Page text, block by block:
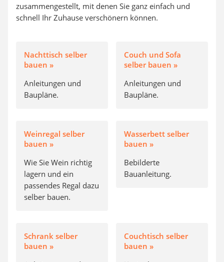
zusammengestellt, mit denen Sie ganz einfach und
schnell Ihr Zuhause verschönern können.
Nachttisch selber
bauen »
Anleitungen und
Baupläne.
Couch und Sofa
selber bauen »
Anleitungen und
Baupläne.
Weinregal selber
bauen »
Wie Sie Wein richtig
lagern und ein
passendes Regal dazu
selber bauen.
Wasserbett selber
bauen »
Bebilderte
Bauanleitung.
Schrank selber
bauen »
Couchtisch selber
bauen »